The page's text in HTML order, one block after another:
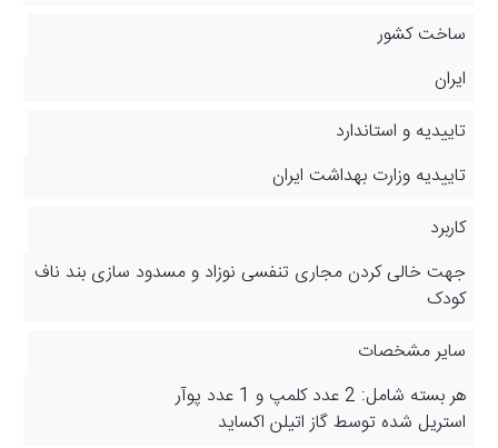
ساخت کشور
ایران
تاییدیه و استاندارد
تاییدیه وزارت بهداشت ایران
کاربرد
جهت خالی کردن مجاری تنفسی نوزاد و مسدود سازی بند ناف
کودک
سایر مشخصات
هر بسته شامل: 2 عدد کلمپ و 1 عدد پوآر
استریل شده توسط گاز اتیلن اکساید